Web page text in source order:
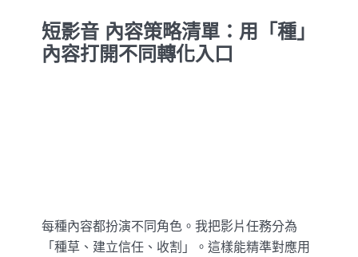
短影音 內容策略清單：用「種」
內容打開不同轉化入口
每種內容都扮演不同角色。我把影片任務分為
「種草、建立信任、收割」。這樣能精準對應用